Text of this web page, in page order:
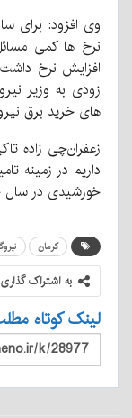
وی افزود: برای
نرخ ها کمی
افزایش نرخ
زودی به وزیر
های خرید برق
زعفران‌چی زاده
داریم در زمینه
خورشیدی در سال
کرمان
به اشتراک گذاری
لینک کوتاه